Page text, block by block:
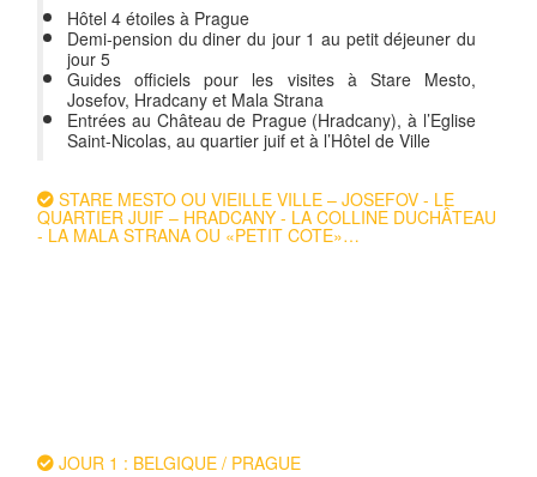
Hôtel 4 étoiles à Prague
Demi-pension du diner du jour 1 au petit déjeuner du
jour 5
Guides officiels pour les visites à Stare Mesto,
Josefov, Hradcany et Mala Strana
Entrées au Château de Prague (Hradcany), à l’Eglise
Saint-Nicolas, au quartier juif et à l’Hôtel de Ville
STARE MESTO OU VIEILLE VILLE – JOSEFOV - LE
QUARTIER JUIF – HRADCANY - LA COLLINE DUCHÂTEAU
- LA MALA STRANA OU «PETIT COTE»…
JOUR 1 : BELGIQUE / PRAGUE